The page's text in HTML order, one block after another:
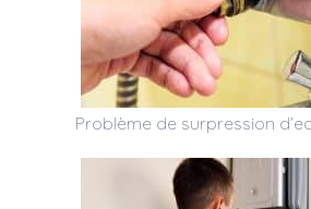
Problème de surpression